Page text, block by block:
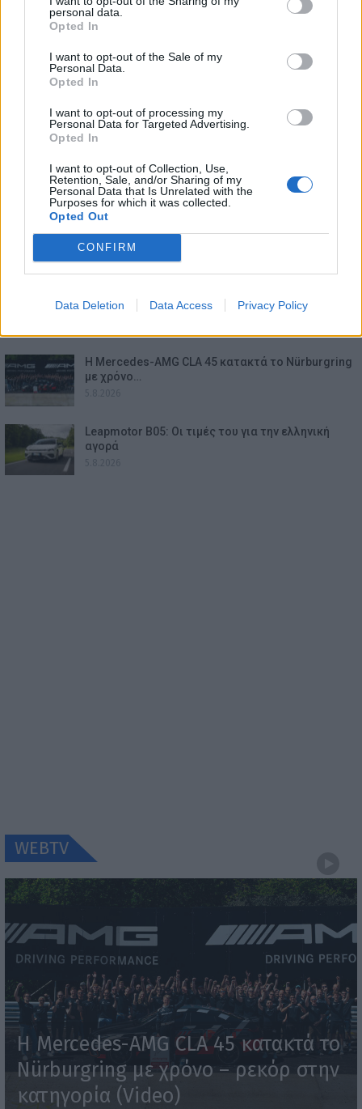
personal data.
Opted In
I want to opt-out of the Sale of my
Personal Data.
Opted In
I want to opt-out of processing my
Personal Data for Targeted Advertising.
Opted In
I want to opt-out of Collection, Use,
Retention, Sale, and/or Sharing of my
Personal Data that Is Unrelated with the
Purposes for which it was collected.
Opted Out
CONFIRM
Data Deletion Data Access Privacy Policy
ΕΠΙΚΑΙΡΟΤΗΤΑ
εκατομμύρια…
5.8.2026
Σύγκρουση ΟΤΕ – Starlink στην Ελλάδα, στο κυνήγι
πελατών σε…
5.8.2026
για 140 αυτοκίνητα…
Η Mercedes-AMG CLA 45 κατακτά το Nürburgring
με χρόνο…
Leapmotor B05: Οι τιμές του για την ελληνική
αγορά
WEBTV
Η Mercedes-AMG CLA 45 κατακτά το
Nürburgring με χρόνο – ρεκόρ στην
κατηγορία (Video)